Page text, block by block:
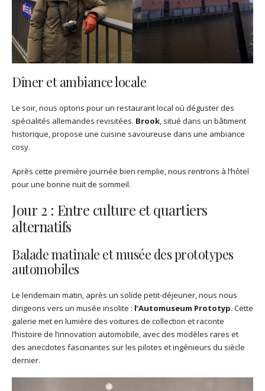
Dîner et ambiance locale
Le soir, nous optons pour un restaurant local où déguster des
spécialités allemandes revisitées. Brook, situé dans un bâtiment
historique, propose une cuisine savoureuse dans une ambiance
cosy.
Après cette première journée bien remplie, nous rentrons à l’hôtel
pour une bonne nuit de sommeil.
Jour 2 : Entre culture et quartiers
alternatifs
Balade matinale et musée des prototypes
automobiles
Le lendemain matin, après un solide petit-déjeuner, nous nous
dirigeons vers un musée insolite : l’Automuseum Prototyp. Cette
galerie met en lumière des voitures de collection et raconte
l’histoire de l’innovation automobile, avec des modèles rares et
des anecdotes fascinantes sur les pilotes et ingénieurs du siècle
dernier.